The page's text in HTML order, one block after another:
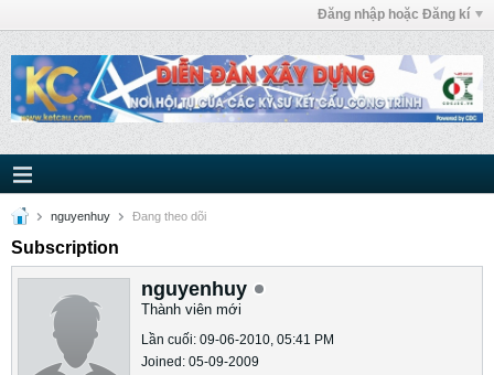
Đăng nhập hoặc Đăng kí
nguyenhuy Ðang theo dõi
Subscription
nguyenhuy
Thành viên mới
Lần cuối: 09-06-2010, 05:41 PM
Joined: 05-09-2009